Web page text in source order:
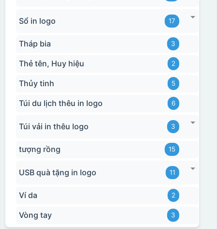
Sổ in logo 17
Tháp bia 3
Thẻ tên, Huy hiệu 2
Thủy tinh 5
Túi du lịch thêu in logo 6
Túi vải in thêu logo 3
tượng rồng 15
USB quà tặng in logo 11
Ví da 2
Vòng tay 3